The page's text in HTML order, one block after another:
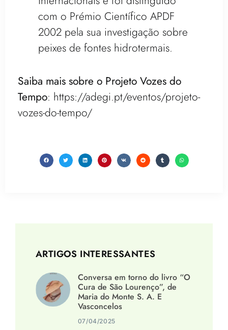
com o Prémio Científico APDF
2002 pela sua investigação sobre
peixes de fontes hidrotermais.
Saiba mais sobre o Projeto Vozes do
Tempo: https://adegi.pt/eventos/projeto-
vozes-do-tempo/
ARTIGOS INTERESSANTES
Conversa em torno do livro “O
Cura de São Lourenço”, de
Maria do Monte S. A. E
Vasconcelos
07/04/2025